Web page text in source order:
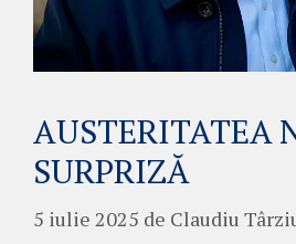
AUSTERITATEA
SURPRIZĂ
5 iulie 2025 de Claudiu